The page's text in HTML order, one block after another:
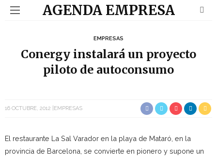
AGENDA EMPRESA
EMPRESAS
Conergy instalará un proyecto
piloto de autoconsumo
16 OCTUBRE, 2012 EMPRESAS
El restaurante La Sal Varador en la playa de Mataró, en la
provincia de Barcelona, se convierte en pionero y supone un